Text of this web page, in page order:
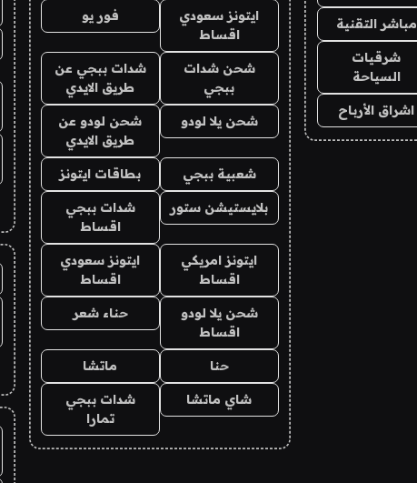
مباشر التقنية
شرقيات
السياحة
اشراق الأرباح
ايتونز سعودي
اقساط
فور يو
شحن شدات
ببجي
شدات ببجي عن
طريق الايدي
شحن يلا لودو
شحن لودو عن
طريق الايدي
شعبية ببجي بطاقات ايتونز
بلايستيشن ستور
شدات ببجي
اقساط
ايتونز امريكي
اقساط
ايتونز سعودي
اقساط
شحن يلا لودو
اقساط
حناء شعر
حنا ماتشا
شاي ماتشا
شدات ببجي
تمارا